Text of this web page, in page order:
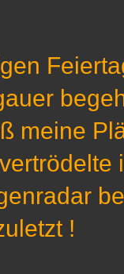
meine
!